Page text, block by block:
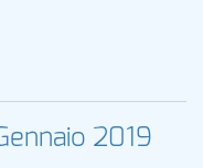
2019